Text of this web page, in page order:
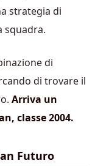
strategia di
squadra.
di
di trovare il
Arriva un
classe 2004.
Futuro